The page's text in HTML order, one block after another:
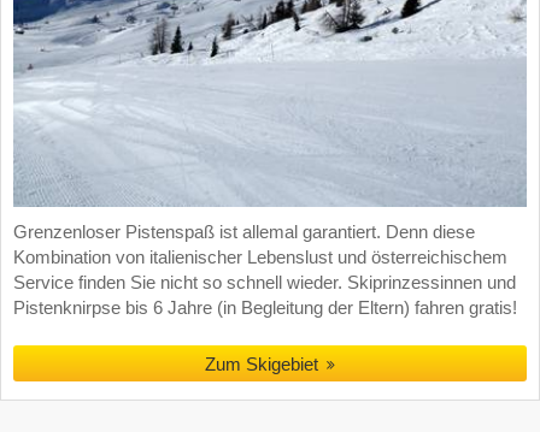
Grenzenloser Pistenspaß ist allemal garantiert. Denn diese
Kombination von italienischer Lebenslust und österreichischem
Service finden Sie nicht so schnell wieder. Skiprinzessinnen und
Pistenknirpse bis 6 Jahre (in Begleitung der Eltern) fahren gratis!
Zum Skigebiet